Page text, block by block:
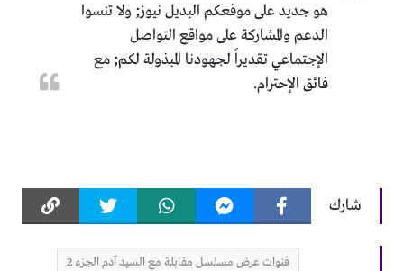
هو جديد على موقعكم البديل نيوز; ولا تنسوا
الدعم والمشاركة على مواقع التواصل
الإجتماعي تقديراً لجهودنا المبذولة لكم; مع
فائق الإحترام.
شارك
قنوات عرض مسلسل مقابلة مع السيد آدم الجزء 2